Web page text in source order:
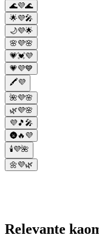
🌊💜🌊
🌟💜🎤
🌙💜🌟
🌸💜🌸
💗💓💜
💗💜💙
🖍️💜
🌺💜🌸
🌿💜🌸
💜🎵🎤
🌚🔥💜
🕯️💜🌺
🌼💜🌿
Relevante